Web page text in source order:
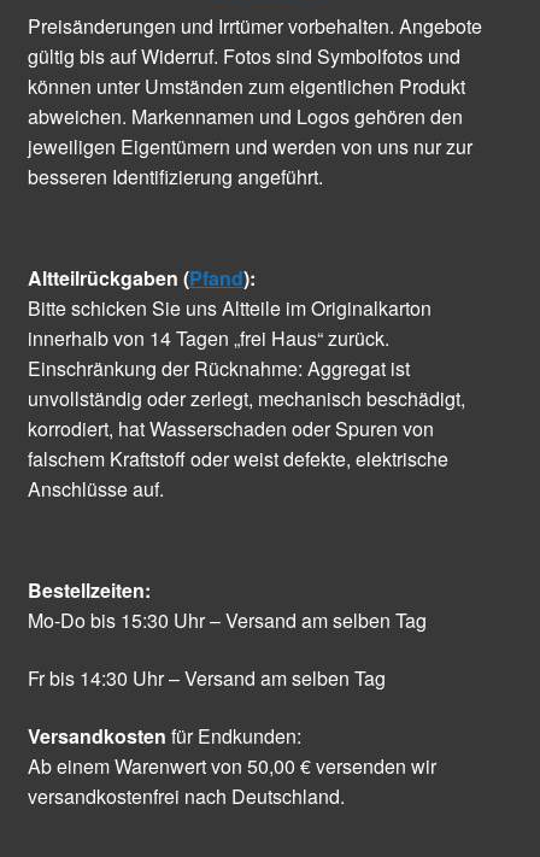
Preisänderungen und Irrtümer vorbehalten. Angebote
gültig bis auf Widerruf. Fotos sind Symbolfotos und
können unter Umständen zum eigentlichen Produkt
abweichen. Markennamen und Logos gehören den
jeweiligen Eigentümern und werden von uns nur zur
besseren Identifizierung angeführt.
Altteilrückgaben (Pfand):
Bitte schicken Sie uns Altteile im Originalkarton
innerhalb von 14 Tagen „frei Haus“ zurück.
Einschränkung der Rücknahme: Aggregat ist
unvollständig oder zerlegt, mechanisch beschädigt,
korrodiert, hat Wasserschaden oder Spuren von
falschem Kraftstoff oder weist defekte, elektrische
Anschlüsse auf.
Bestellzeiten:
Mo-Do bis 15:30 Uhr – Versand am selben Tag
Fr bis 14:30 Uhr – Versand am selben Tag
Versandkosten für Endkunden:
Ab einem Warenwert von 50,00 € versenden wir
versandkostenfrei nach Deutschland.